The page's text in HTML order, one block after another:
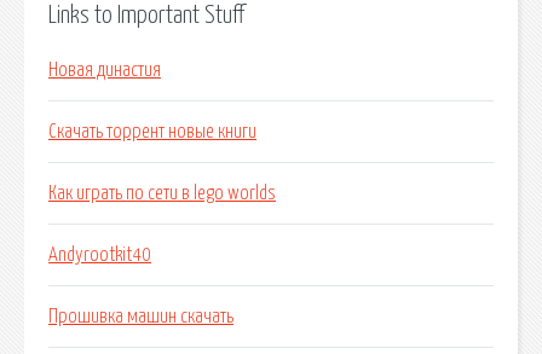
Links to Important Stuff
Новая династия
Скачать торрент новые книги
Как играть по сети в lego worlds
Andyrootkit40
Прошивка машин скачать